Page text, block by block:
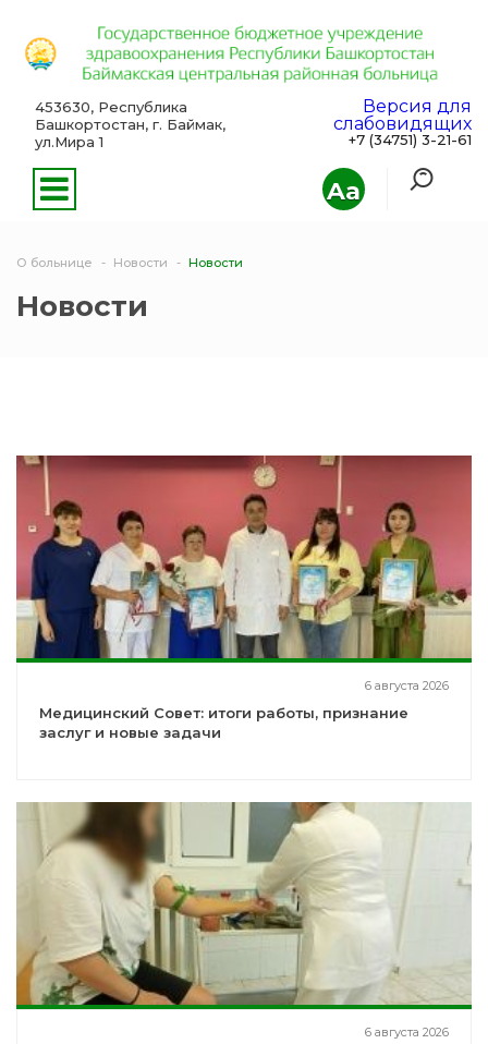
Aa
453630, Республика
Башкортостан, г. Баймак,
ул.Мира 1
Версия для
слабовидящих
+7 (34751) 3-21-61
О больнице Новости Новости
Новости
6 августа 2026
Медицинский Совет: итоги работы, признание
заслуг и новые задачи
6 августа 2026